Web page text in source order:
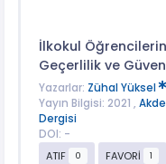
İlkokul
Geçerlilik ve
Yazarlar: Zühal Yüksel
Yayın Bilgisi: 2021 ,
Dergisi
DOI: -
ATIF
0 FAVORİ 1